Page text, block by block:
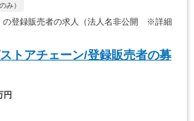
み）
の登録販売者の求人（法人名非公開 ※詳細
トアチェーン/登録販売者の募
円